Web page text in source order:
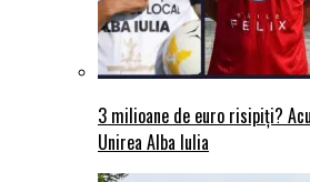
3 milioane de euro risipiți?
Unirea Alba Iulia